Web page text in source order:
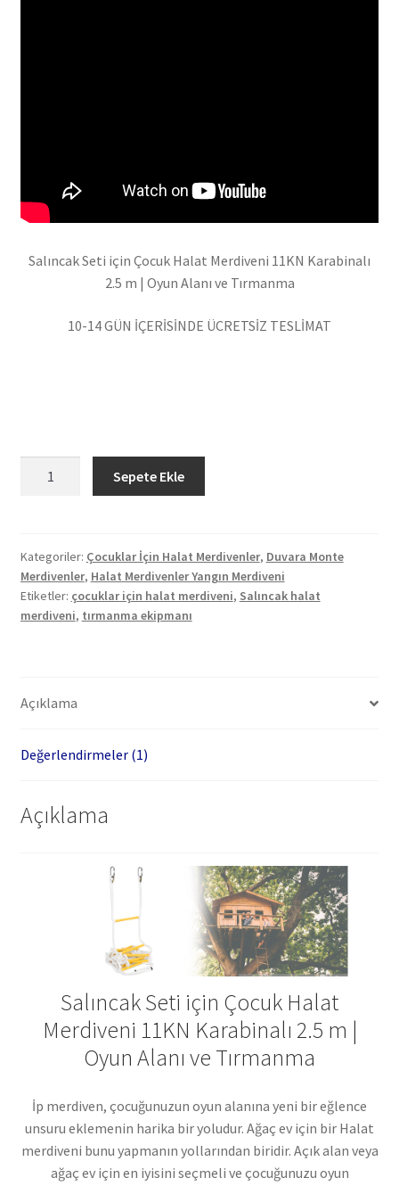
Salıncak Seti için Çocuk Halat Merdiveni 11KN Karabinalı
2.5 m | Oyun Alanı ve Tırmanma
10-14 GÜN İÇERİSİNDE ÜCRETSİZ TESLİMAT
Halat
Merdiveni
2.5
m
Sepete Ekle
Kategoriler: Çocuklar İçin Halat Merdivenler, Duvara Monte
Merdivenler, Halat Merdivenler Yangın Merdiveni
Etiketler: çocuklar için halat merdiveni, Salıncak halat
merdiveni, tırmanma ekipmanı
Açıklama
Değerlendirmeler (1)
Açıklama
Salıncak Seti için Çocuk Halat
Merdiveni 11KN Karabinalı 2.5 m |
Oyun Alanı ve Tırmanma
İp merdiven, çocuğunuzun oyun alanına yeni bir eğlence
unsuru eklemenin harika bir yoludur. Ağaç ev için bir Halat
merdiveni bunu yapmanın yollarından biridir. Açık alan veya
ağaç ev için en iyisini seçmeli ve çocuğunuzu oyun